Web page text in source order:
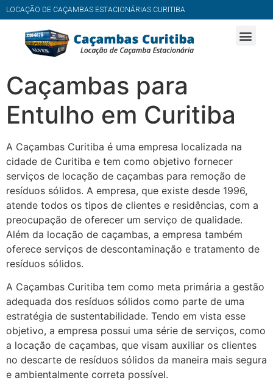
LOCAÇÃO DE CAÇAMBAS ESTACIONÁRIAS CURITIBA
Caçambas para
Entulho em Curitiba
A Caçambas Curitiba é uma empresa localizada na
cidade de Curitiba e tem como objetivo fornecer
serviços de locação de caçambas para remoção de
resíduos sólidos. A empresa, que existe desde 1996,
atende todos os tipos de clientes e residências, com a
preocupação de oferecer um serviço de qualidade.
Além da locação de caçambas, a empresa também
oferece serviços de descontaminação e tratamento de
resíduos sólidos.
A Caçambas Curitiba tem como meta primária a gestão
adequada dos resíduos sólidos como parte de uma
estratégia de sustentabilidade. Tendo em vista esse
objetivo, a empresa possui uma série de serviços, como
a locação de caçambas, que visam auxiliar os clientes
no descarte de resíduos sólidos da maneira mais segura
e ambientalmente correta possível.